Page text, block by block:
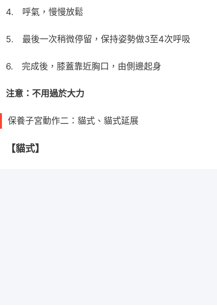
4.　呼氣，慢慢放鬆
5.　最後一次稍微停留，保持姿勢做3至4次呼吸
6.　完成後，膝蓋靠近胸口，由側邊起身
注意：不用過於大力
保養子宮動作二：貓式、貓式延展
【貓式】